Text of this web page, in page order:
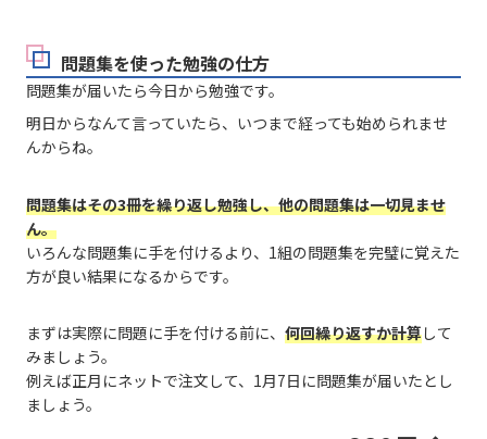
問題集を使った勉強の仕方
問題集が届いたら今日から勉強です。
明日からなんて言っていたら、いつまで経っても始められませ
んからね。
問題集はその3冊を繰り返し勉強し、他の問題集は一切見ませ
ん。
いろんな問題集に手を付けるより、1組の問題集を完璧に覚えた
方が良い結果になるからです。
まずは実際に問題に手を付ける前に、 何回繰り返すか計算して
みましょう。
例えば正月にネットで注文して、1月7日に問題集が届いたとし
ましょう。